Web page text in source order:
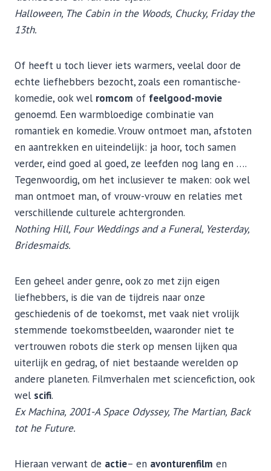
Halloween, The Cabin in the Woods, Chucky, Friday the
13th.
Of heeft u toch liever iets warmers, veelal door de
echte liefhebbers bezocht, zoals een romantische-
komedie, ook wel romcom of feelgood-movie
genoemd. Een warmbloedige combinatie van
romantiek en komedie. Vrouw ontmoet man, afstoten
en aantrekken en uiteindelijk: ja hoor, toch samen
verder, eind goed al goed, ze leefden nog lang en ….
Tegenwoordig, om het inclusiever te maken: ook wel
man ontmoet man, of vrouw-vrouw en relaties met
verschillende culturele achtergronden.
Nothing Hill, Four Weddings and a Funeral, Yesterday,
Bridesmaids.
Een geheel ander genre, ook zo met zijn eigen
liefhebbers, is die van de tijdreis naar onze
geschiedenis of de toekomst, met vaak niet vrolijk
stemmende toekomstbeelden, waaronder niet te
vertrouwen robots die sterk op mensen lijken qua
uiterlijk en gedrag, of niet bestaande werelden op
andere planeten. Filmverhalen met sciencefiction, ook
wel scifi.
Ex Machina, 2001-A Space Odyssey, The Martian, Back
tot he Future.
Hieraan verwant de actie– en avonturenfilm en